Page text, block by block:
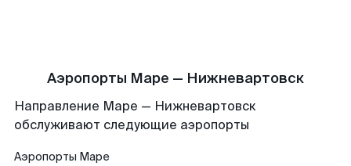
Аэропорты Маре — Нижневартовск
Направление Маре — Нижневартовск
обслуживают следующие аэропорты
Аэропорты Маре